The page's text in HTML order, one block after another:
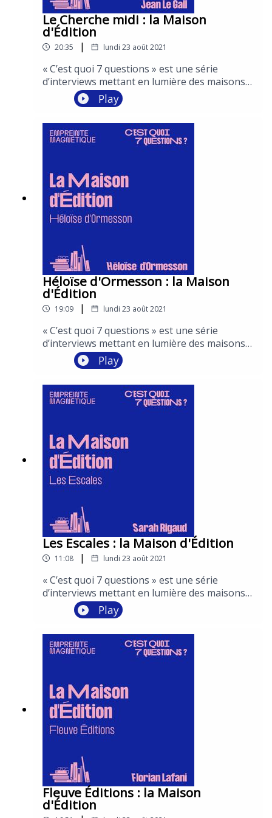
Le Cherche midi : la Maison
d'Édition
20:35 | lundi 23 août 2021
« C’est quoi 7 questions » est une série
d’interviews mettant en lumière des maisons
d’édition emblématiques à travers le regard de
leurs éditeurs.Deux épisodes sont dédiés à
chacune d'entre elles : le premier abordant la
maison de manière plus générale et le second
mettant à l'honneur la rentrée littéraire
MarchettiInterviews : Vincent
MaloneProduction et post-production :
Empreinte MagnétiqueEnregistrement et
réalisation : S&Cie et PY RoupinComédiens :
Garance Thénault et Julien Frison
Play
Héloïse d'Ormesson : la Maison
d'Édition
19:09 | lundi 23 août 2021
« C’est quoi 7 questions » est une série
d’interviews mettant en lumière des maisons
d’édition emblématiques à travers le regard de
leurs éditeurs.Deux épisodes sont dédiés à
chacune d'entre elles : le premier abordant la
maison de manière plus générale et le second
mettant à l'honneur la rentrée littéraire
MarchettiInterviews : Vincent
MaloneProduction et post-production :
Empreinte MagnétiqueEnregistrement et
réalisation : S&Cie et PY RoupinComédiens :
Garance Thénault et Julien Frison
Play
Les Escales : la Maison d'Édition
11:08 | lundi 23 août 2021
« C’est quoi 7 questions » est une série
d’interviews mettant en lumière des maisons
d’édition emblématiques à travers le regard de
leurs éditeurs.Deux épisodes sont dédiés à
chacune d'entre elles : le premier abordant la
maison de manière plus générale et le second
mettant à l'honneur la rentrée littéraire
MarchettiInterviews : Vincent
MaloneProduction et post-production :
Empreinte MagnétiqueEnregistrement et
réalisation : S&Cie et PY RoupinComédiens :
Garance Thénault et Julien Frison
Play
Fleuve Éditions : la Maison
d'Édition